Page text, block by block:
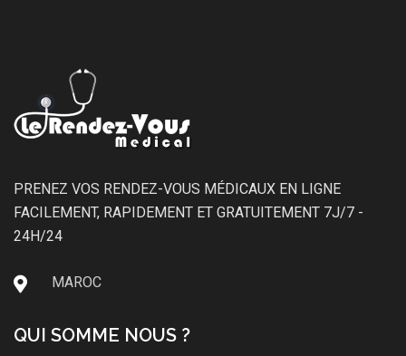
PRENEZ VOS RENDEZ-VOUS MÉDICAUX EN LIGNE
FACILEMENT, RAPIDEMENT ET GRATUITEMENT 7J/7 -
24H/24
MAROC
QUI SOMME NOUS ?